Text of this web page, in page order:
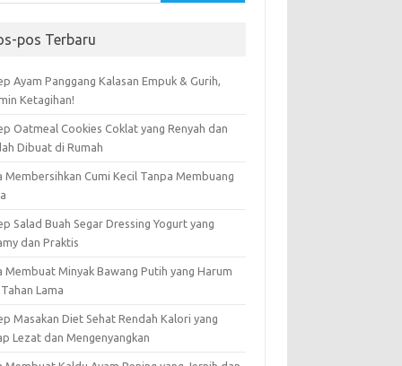
pos Terbaru
Ayam Panggang Kalasan Empuk & Gurih,
Ketagihan!
Oatmeal Cookies Coklat yang Renyah dan
Dibuat di Rumah
Membersihkan Cumi Kecil Tanpa Membuang
Salad Buah Segar Dressing Yogurt yang
dan Praktis
Membuat Minyak Bawang Putih yang Harum
Lama
Masakan Diet Sehat Rendah Kalori yang
Lezat dan Mengenyangkan